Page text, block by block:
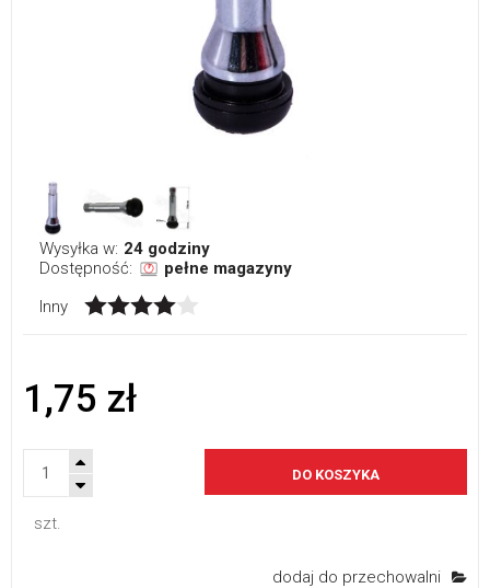
Wysyłka w: 24 godziny
Dostępność:
pełne magazyny
Inny
1,75 zł
szt.
DO KOSZYKA
dodaj do przechowalni